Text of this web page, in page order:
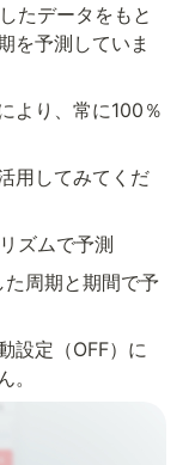
たデータをもと
を予測していま
より、常に100％
用してみてくだ
ズムで予測
周期と期間で予
設定（OFF）に
。